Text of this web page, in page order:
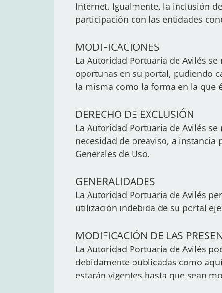
Internet. Igualmente, la inclusión
participación con las entidades
MODIFICACIONES
La Autoridad Portuaria de Avilés
oportunas en su portal, pudiendo
la misma como la forma en la que
DERECHO DE EXCLUSIÓN
La Autoridad Portuaria de Avilés
necesidad de preaviso, a
Generales de Uso.
GENERALIDADES
La Autoridad Portuaria de Avilés
utilización indebida de su portal
MODIFICACIÓN DE LAS
La Autoridad Portuaria de Avilés
debidamente publicadas como
estarán vigentes hasta que sean